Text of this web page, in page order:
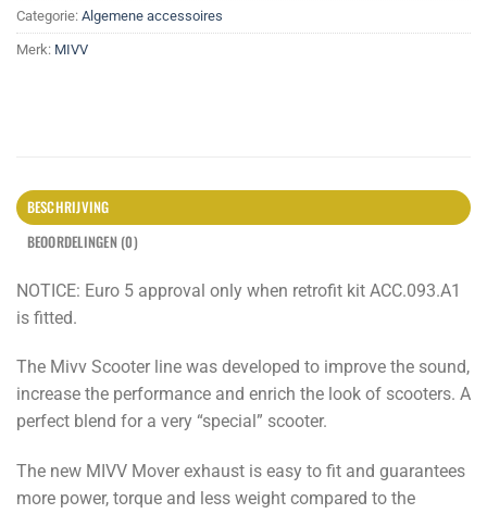
Categorie: Algemene accessoires
Merk: MIVV
BESCHRIJVING
BEOORDELINGEN (0)
NOTICE: Euro 5 approval only when retrofit kit ACC.093.A1
is fitted.
The Mivv Scooter line was developed to improve the sound,
increase the performance and enrich the look of scooters. A
perfect blend for a very “special” scooter.
The new MIVV Mover exhaust is easy to fit and guarantees
more power, torque and less weight compared to the